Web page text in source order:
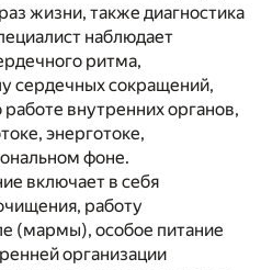
жизни, также диагностика
наблюдает
ритма,
сердечных сокращений,
внутренних органов,
энерготоке,
фоне.
включает в себя
работу
(мармы), особое питание
организации